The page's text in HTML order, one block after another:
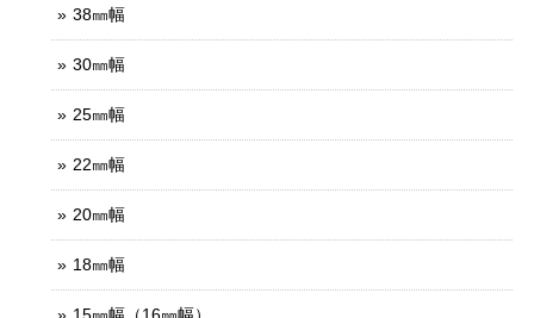
38㎜幅
30㎜幅
25㎜幅
22㎜幅
20㎜幅
18㎜幅